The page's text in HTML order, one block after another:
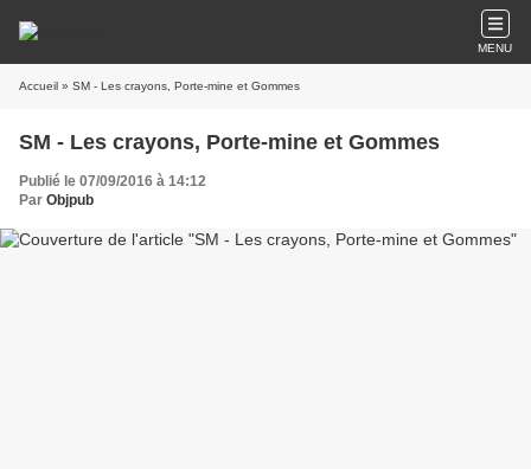
MENU
Accueil » SM - Les crayons, Porte-mine et Gommes
SM - Les crayons, Porte-mine et Gommes
Publié le 07/09/2016 à 14:12
Par Objpub